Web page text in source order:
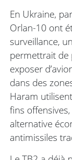
En Ukraine,
Orlan-10 ont
surveillance,
permettrait de
exposer
dans des
Haram
fins
alternative
antimissiles